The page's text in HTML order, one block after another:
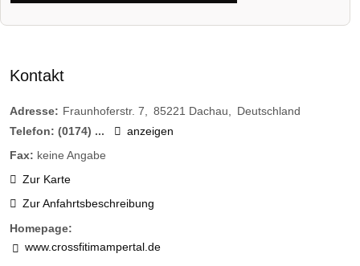
Kontakt
Adresse: Fraunhoferstr. 7 85221 Dachau
Deutschland
Telefon: (0174) ...
anzeigen
Fax: keine Angabe
Zur Karte
Zur Anfahrtsbeschreibung
Homepage:
www.crossfitimampertal.de